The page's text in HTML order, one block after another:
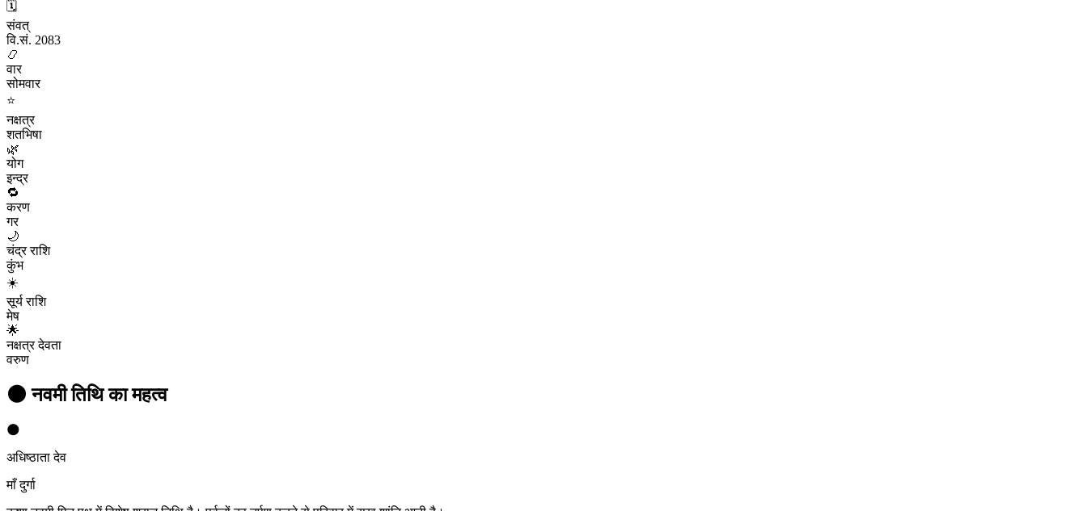
🗓️
संवत्
वि.सं. 2083
📿
वार
सोमवार
⭐
नक्षत्र
शतभिषा
🌿
योग
इन्द्र
🔁
करण
गर
🌙
चंद्र राशि
कुंभ
☀️
सूर्य राशि
मेष
🌟
नक्षत्र देवता
वरुण
🌑 नवमी तिथि का महत्व
🌑
अधिष्ठाता देव
माँ दुर्गा